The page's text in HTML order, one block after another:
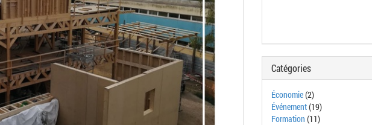
Catégories
Économie(2)
Événement(19)
Formation (11)